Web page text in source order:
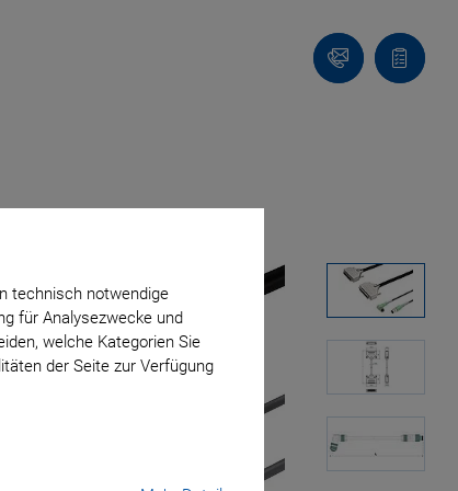
technisch notwendige
für Analysezwecke und
welche Kategorien Sie
der Seite zur Verfügung
Kontakt